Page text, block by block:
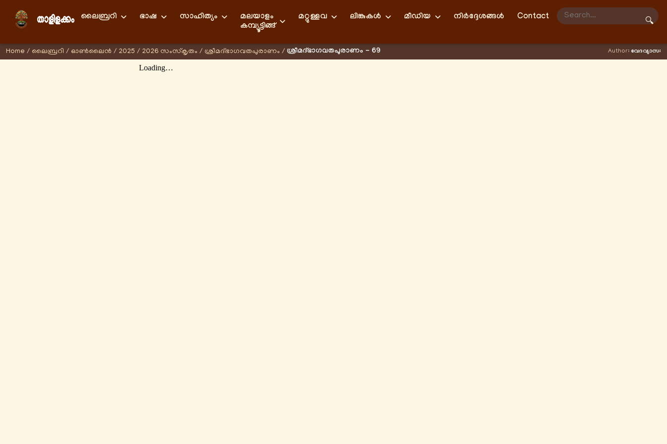
ലൈബ്രറി ഭാഷ സാഹിത്യം
മലയാളം
കമ്പ്യൂട്ടിങ്ങ്
മറ്റുള്ളവ ലിങ്കുകള്‍ മീഡിയ നിർദ്ദേശങ്ങൾ Contact
🔍
Home / ലൈബ്രറി / ഓണ്‍ലൈന്‍ / 2025 / 2026 സംസ്കൃതം / ശ്രീമദ്ഭാഗവതപുരാണം / ശ്രീമദ്ഭാഗവതപുരാണം - 69 Author: വേദവ്യാസഃ